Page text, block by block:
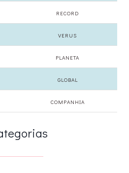
RECORD
VERUS
PLANETA
GLOBAL
COMPANHIA